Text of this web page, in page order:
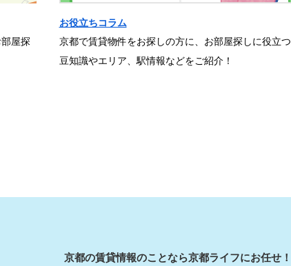
屋探
お役立ちコラム
京都で賃貸物件をお探しの方に、お部屋探しに役立つ
豆知識やエリア、駅情報などをご紹介！
京都の賃貸情報のことなら京都ライフにお任せ！